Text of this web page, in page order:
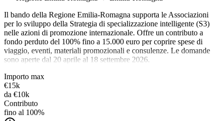
Il bando della Regione Emilia-Romagna supporta le Associazioni
per lo sviluppo della Strategia di specializzazione intelligente (S3)
nelle azioni di promozione internazionale. Offre un contributo a
fondo perduto del 100% fino a 15.000 euro per coprire spese di
viaggio, eventi, materiali promozionali e consulenze. Le domande
sono aperte dal 20 aprile al 18 settembre 2026.
Importo max
€15k
da €10k
Contributo
fino al 100%